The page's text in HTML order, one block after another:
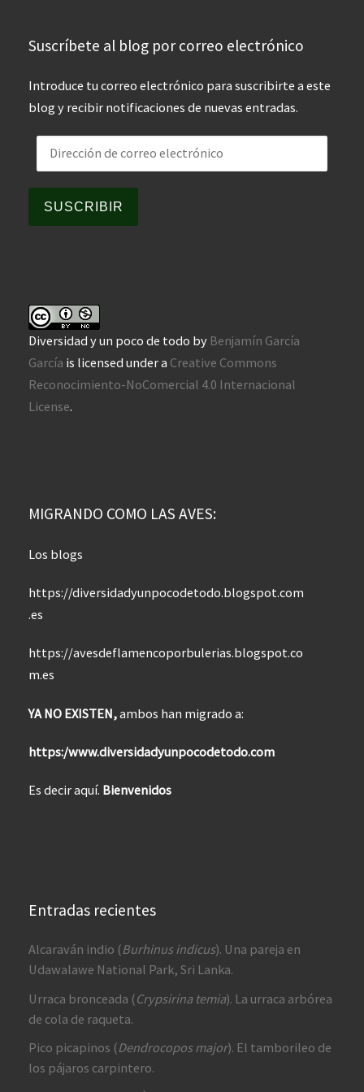
Suscríbete al blog por correo electrónico
Introduce tu correo electrónico para suscribirte a este
blog y recibir notificaciones de nuevas entradas.
Dirección de correo electrónico
SUSCRIBIR
Diversidad y un poco de todo by Benjamín García
García is licensed under a Creative Commons
Reconocimiento-NoComercial 4.0 Internacional
License.
MIGRANDO COMO LAS AVES:
Los blogs
https://diversidadyunpocodetodo.blogspot.com
.es
https://avesdeflamencoporbulerias.blogspot.co
m.es
YA NO EXISTEN,ambos han migrado a:
https:/www.diversidadyunpocodetodo.com
Es decir aquí. Bienvenidos
Entradas recientes
Alcaraván indio (Burhinus indicus). Una pareja en
Udawalawe National Park, Sri Lanka.
Urraca bronceada (Crypsirina temia). La urraca arbórea
de cola de raqueta.
Pico picapinos (Dendrocopos major). El tamborileo de
los pájaros carpintero.